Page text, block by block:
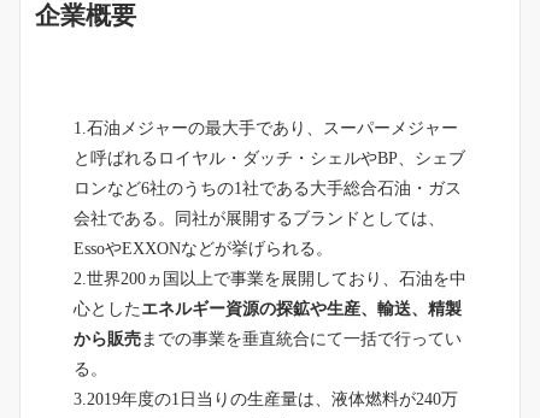
企業概要
1.石油メジャーの最大手であり、スーパーメジャー
と呼ばれるロイヤル・ダッチ・シェルやBP、シェブ
ロンなど6社のうちの1社である大手総合石油・ガス
会社である。同社が展開するブランドとしては、
EssoやEXXONなどが挙げられる。
2.世界200ヵ国以上で事業を展開しており、石油を中
心としたエネルギー資源の探鉱や生産、輸送、精製
から販売までの事業を垂直統合にて一括で行ってい
る。
3.2019年度の1日当りの生産量は、液体燃料が240万